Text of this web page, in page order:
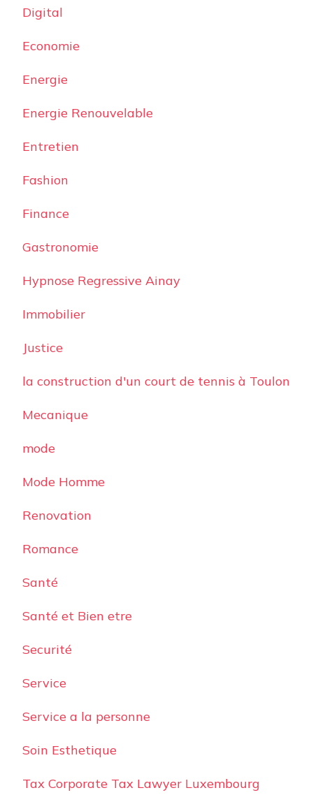
Digital
Economie
Energie
Energie Renouvelable
Entretien
Fashion
Finance
Gastronomie
Hypnose Regressive Ainay
Immobilier
Justice
la construction d'un court de tennis à Toulon
Mecanique
mode
Mode Homme
Renovation
Romance
Santé
Santé et Bien etre
Securité
Service
Service a la personne
Soin Esthetique
Tax Corporate Tax Lawyer Luxembourg